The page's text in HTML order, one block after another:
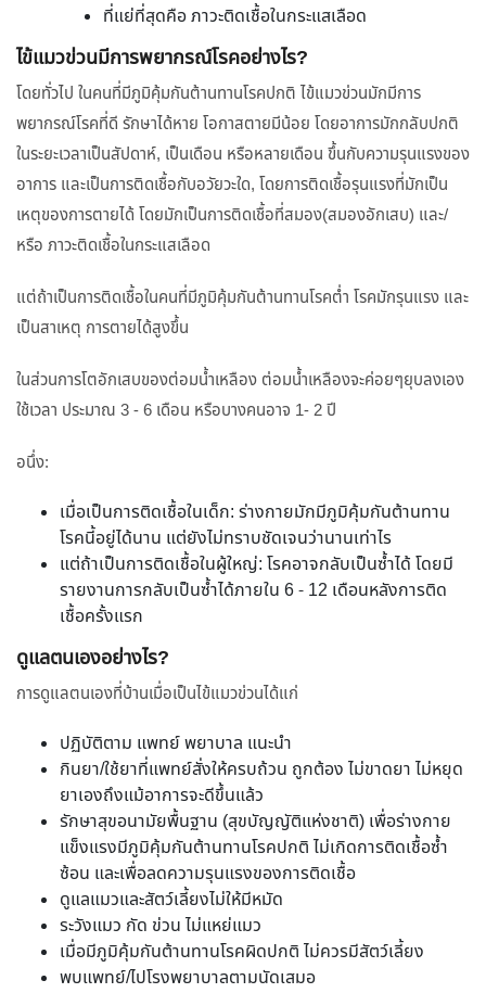
ที่แย่ที่สุดคือ ภาวะติดเชื้อในกระแสเลือด
ไข้แมวข่วนมีการพยากรณ์โรคอย่างไร?
โดยทั่วไป ในคนที่มีภูมิคุ้มกันต้านทานโรคปกติ ไข้แมวข่วนมักมีการ
พยากรณ์โรคที่ดี รักษาได้หาย โอกาสตายมีน้อย โดยอาการมักกลับปกติ
ในระยะเวลาเป็นสัปดาห์, เป็นเดือน หรือหลายเดือน ขึ้นกับความรุนแรงของ
อาการ และเป็นการติดเชื้อกับอวัยวะใด, โดยการติดเชื้อรุนแรงที่มักเป็น
เหตุของการตายได้ โดยมักเป็นการติดเชื้อที่สมอง(สมองอักเสบ) และ/
หรือ ภาวะติดเชื้อในกระแสเลือด
แต่ถ้าเป็นการติดเชื้อในคนที่มีภูมิคุ้มกันต้านทานโรคต่ำ โรคมักรุนแรง และ
เป็นสาเหตุ การตายได้สูงขึ้น
ในส่วนการโตอักเสบของต่อมน้ำเหลือง ต่อมน้ำเหลืองจะค่อยๆยุบลงเอง
ใช้เวลา ประมาณ 3 - 6 เดือน หรือบางคนอาจ 1- 2 ปี
อนึ่ง:
เมื่อเป็นการติดเชื้อในเด็ก: ร่างกายมักมีภูมิคุ้มกันต้านทาน
โรคนี้อยู่ได้นาน แต่ยังไม่ทราบชัดเจนว่านานเท่าไร
แต่ถ้าเป็นการติดเชื้อในผู้ใหญ่: โรคอาจกลับเป็นซ้ำได้ โดยมี
รายงานการกลับเป็นซ้ำได้ภายใน 6 - 12 เดือนหลังการติด
เชื้อครั้งแรก
ดูแลตนเองอย่างไร?
การดูแลตนเองที่บ้านเมื่อเป็นไข้แมวข่วนได้แก่
ปฏิบัติตาม แพทย์ พยาบาล แนะนำ
กินยา/ใช้ยาที่แพทย์สั่งให้ครบถ้วน ถูกต้อง ไม่ขาดยา ไม่หยุด
ยาเองถึงแม้อาการจะดีขึ้นแล้ว
รักษาสุขอนามัยพื้นฐาน (สุขบัญญัติแห่งชาติ) เพื่อร่างกาย
แข็งแรงมีภูมิคุ้มกันต้านทานโรคปกติ ไม่เกิดการติดเชื้อซ้ำ
ซ้อน และเพื่อลดความรุนแรงของการติดเชื้อ
ดูแลแมวและสัตว์เลี้ยงไม่ให้มีหมัด
ระวังแมว กัด ข่วน ไม่แหย่แมว
เมื่อมีภูมิคุ้มกันต้านทานโรคผิดปกติ ไม่ควรมีสัตว์เลี้ยง
พบแพทย์/ไปโรงพยาบาลตามนัดเสมอ